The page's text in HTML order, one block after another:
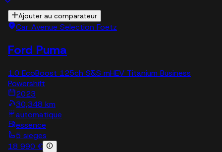
Ajouter au comparateur
Car Avenue Selection Foetz
Ford Puma
1.0 EcoBoost 125ch S&S mHEV Titanium Business
Powershift
2023
30,348 km
automatique
essence
5 sieges
18 990 €